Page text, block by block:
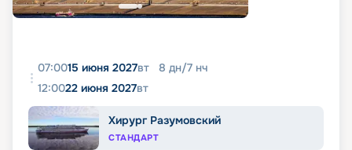
07:0015 июня 2027вт 8 дн/7 нч
12:0022 июня 2027вт
Хирург Разумовский
СТАНДАРТ